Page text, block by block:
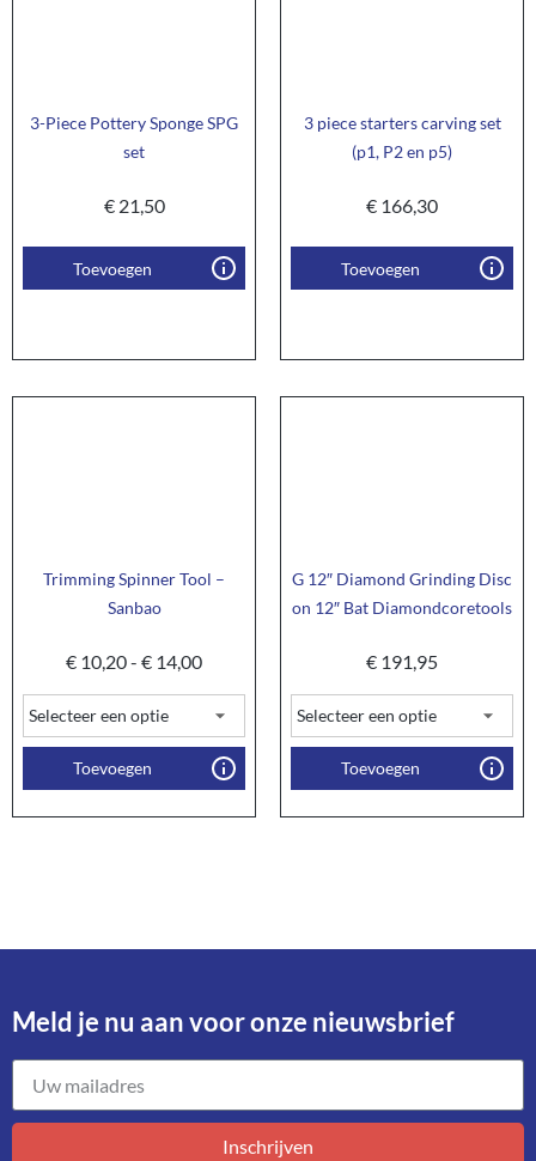
3-Piece Pottery Sponge SPG
set
€21,50
Toevoegen
3 piece starters carving set
(p1, P2 en p5)
€ 166,30
Toevoegen
Trimming Spinner Tool –
Sanbao
€ 10,20- € 14,00
Toevoegen
G 12″ Diamond Grinding Disc
on 12″ Bat Diamondcoretools
€ 191,95
Toevoegen
Meld je nu aan voor onze nieuwsbrief​
Inschrijven